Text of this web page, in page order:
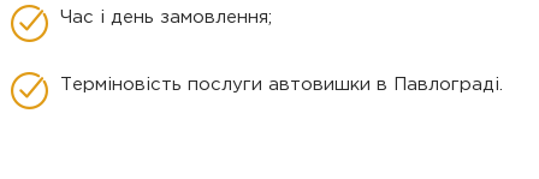
Час і день замовлення;
Терміновість послуги автовишки в Павлограді.